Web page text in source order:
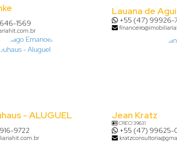
1569
Lauana de
+55 (47) 99926-
- ALUGUEL
9722
Jean Kratz
CRECI39631
+55 (47) 99625-